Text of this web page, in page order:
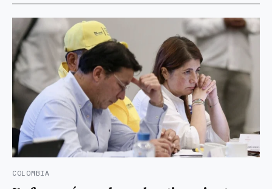
COLOMBIA